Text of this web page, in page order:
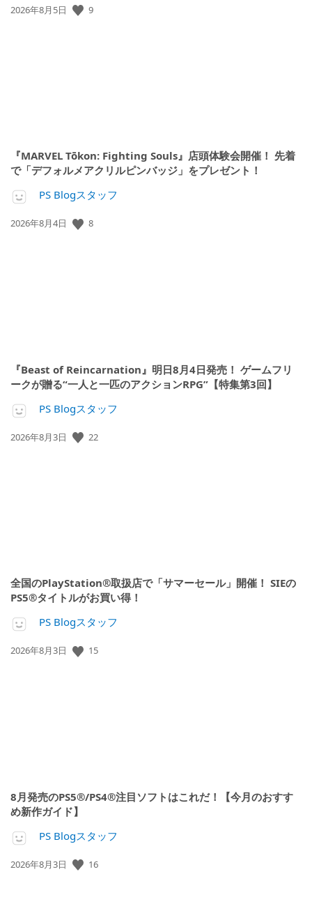
公
2026年8月5日 9
『MARVEL Tōkon: Fighting Souls』店頭体験会開催！ 先着
で「デフォルメアクリルピンバッジ」をプレゼント！
PS Blogスタッフ
公
2026年8月4日 8
『Beast of Reincarnation』明日8月4日発売！ ゲームフリ
ークが贈る“一人と一匹のアクションRPG”【特集第3回】
PS Blogスタッフ
公
2026年8月3日 22
全国のPlayStation®取扱店で「サマーセール」開催！ SIEの
PS5®タイトルがお買い得！
PS Blogスタッフ
公
2026年8月3日 15
8月発売のPS5®/PS4®注目ソフトはこれだ！【今月のおすす
め新作ガイド】
PS Blogスタッフ
公
2026年8月3日 16